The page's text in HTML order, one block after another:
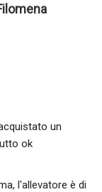
un
ok
l'allevatore è di